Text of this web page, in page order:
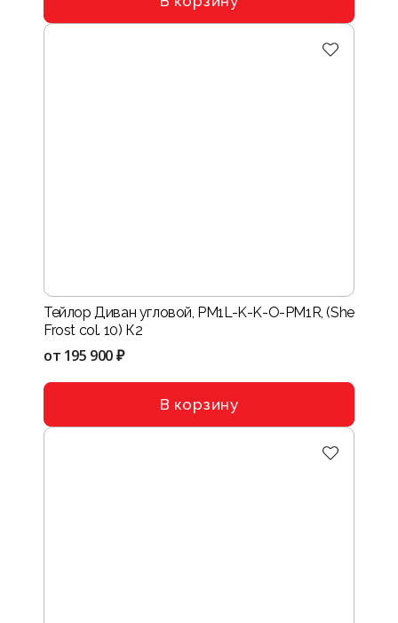
Тейлор Диван угловой, PM1L-K-K-O-PM1R, (She
Frost col. 10) К2
от 195 900 ₽
В корзину